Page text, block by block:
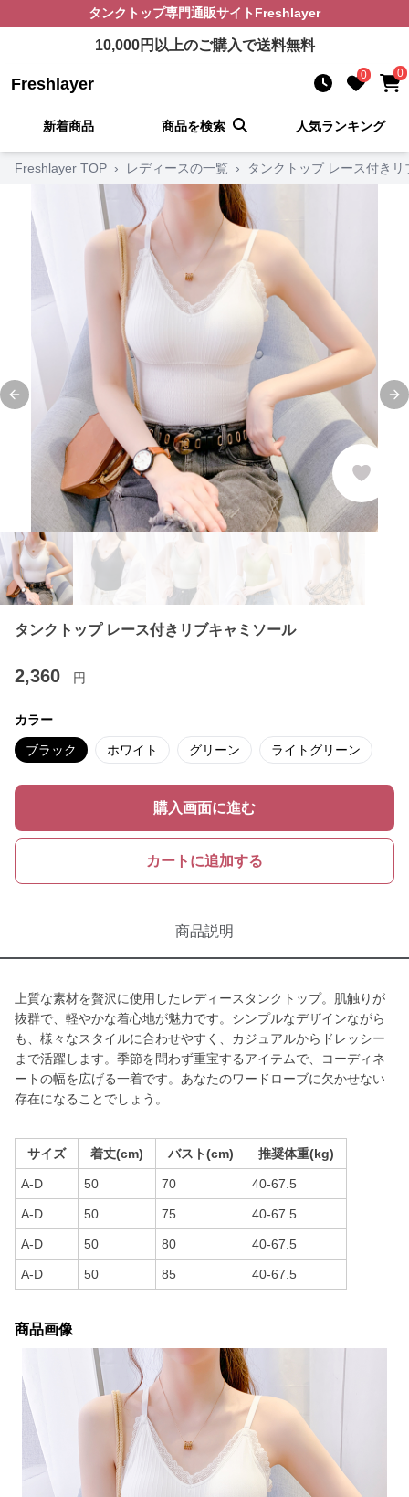
タンクトップ専門通販サイト Freshlayer
10,000円以上のご購入で送料無料
Freshlayer 0 0
新着商品 商品を検索 人気ランキング
Freshlayer TOP › レディースの一覧 › タンクトップ レース付き
Previous slide
タンクトップ レース付きリブキャミソール
2,360 円
カラー
ブラック ホワイト グリーン ライトグリーン
購入画面に進む
カートに追加する
商品説明
上質な素材を贅沢に使用したレディースタンクトップ。肌触りが
抜群で、軽やかな着心地が魅力です。シンプルなデザインながら
も、様々なスタイルに合わせやすく、カジュアルからドレッシー
まで活躍します。季節を問わず重宝するアイテムで、コーディネ
ートの幅を広げる一着です。あなたのワードローブに欠かせない
存在になることでしょう。
サイズ 着丈(cm) バスト(cm) 推奨体重(kg)
A-D 50 70 40-67.5
A-D 50 75 40-67.5
A-D 50 80 40-67.5
A-D 50 85 40-67.5
商品画像